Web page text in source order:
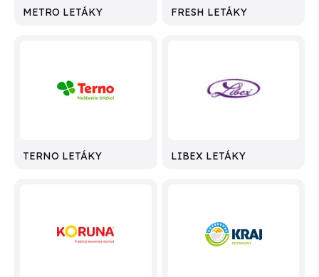
METRO LETÁKY FRESH LETÁKY
TERNO LETÁKY LIBEX LETÁKY